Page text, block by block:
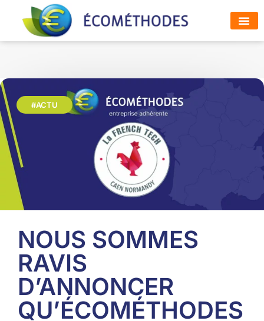
#ACTU
NOUS SOMMES
RAVIS
D’ANNONCER
QU’ÉCOMÉTHODES